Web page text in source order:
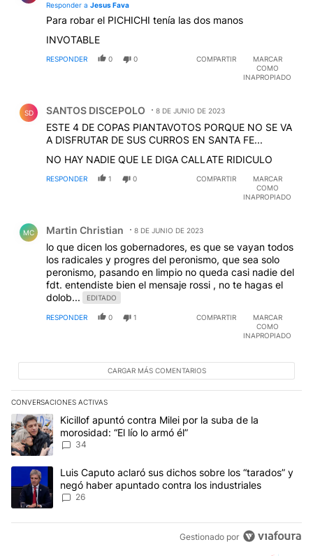
Responder a Jesus Fava
Para robar el PICHICHI tenía las dos manos
INVOTABLE
RESPONDER 0 0 COMPARTIR
MARCAR
COMO
INAPROPIADO
SD SANTOS DISCEPOLO 8 DE JUNIO DE 2023
ESTE 4 DE COPAS PIANTAVOTOS PORQUE NO SE VA
A DISFRUTAR DE SUS CURROS EN SANTA FE...
NO HAY NADIE QUE LE DIGA CALLATE RIDICULO
RESPONDER 1 0 COMPARTIR
MARCAR
COMO
INAPROPIADO
MC Martin Christian 8 DE JUNIO DE 2023
lo que dicen los gobernadores, es que se vayan todos
los radicales y progres del peronismo, que sea solo
peronismo, pasando en limpio no queda casi nadie del
fdt. entendiste bien el mensaje rossi , no te hagas el
dolob...
EDITADO
RESPONDER 0 1 COMPARTIR
MARCAR
COMO
INAPROPIADO
CARGAR MÁS COMENTARIOS
CONVERSACIONES ACTIVAS
Este listado muestra los artículos con más comentarios en los
Un artículo de tendencia con el título "Kicillof apuntó contra Milei
Kicillof apuntó contra Milei por la suba de la
morosidad: “El lío lo armó él”
34
Un artículo de tendencia con el título "Luis Caputo aclaró sus
Luis Caputo aclaró sus dichos sobre los “tarados” y
negó haber apuntado contra los industriales
26
Gestionado por